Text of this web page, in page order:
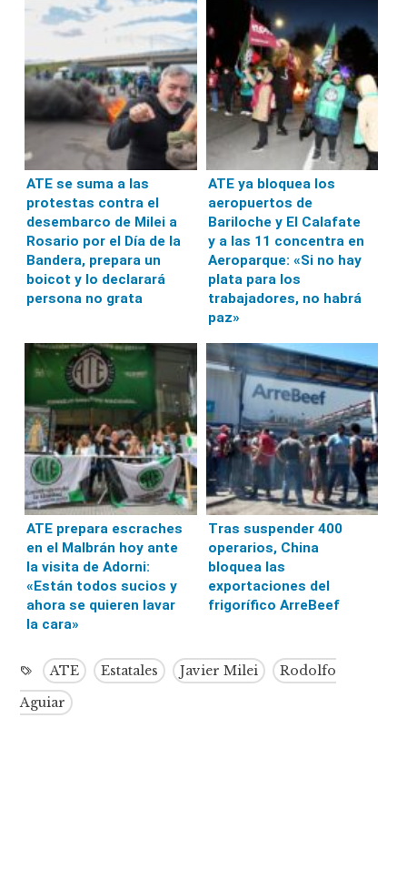
ATE se suma a las
protestas contra el
desembarco de Milei a
Rosario por el Día de la
Bandera, prepara un
boicot y lo declarará
persona no grata
ATE ya bloquea los
aeropuertos de
Bariloche y El Calafate
y a las 11 concentra en
Aeroparque: «Si no hay
plata para los
trabajadores, no habrá
paz»
ATE prepara escraches
en el Malbrán hoy ante
la visita de Adorni:
«Están todos sucios y
ahora se quieren lavar
la cara»
Tras suspender 400
operarios, China
bloquea las
exportaciones del
frigorífico ArreBeef
ATE Estatales Javier Milei
Rodolfo
Aguiar